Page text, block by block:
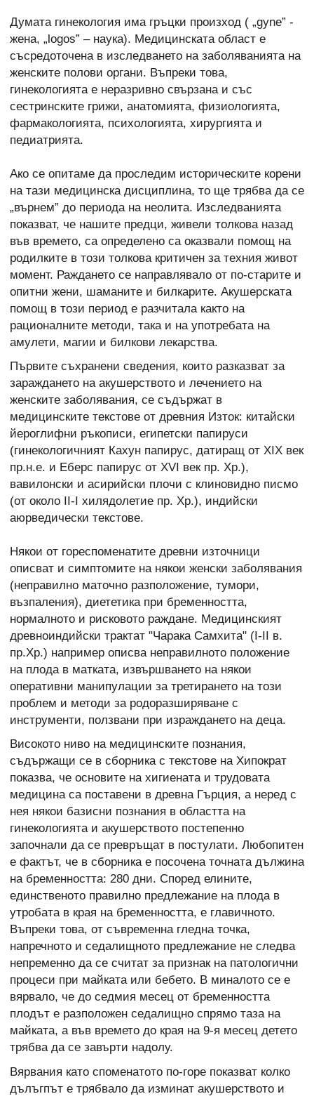
Думата гинекология има гръцки произход ( „gyne” -
жена, „logos” – наука). Медицинската област е
съсредоточена в изследването на заболяванията на
женските полови органи. Въпреки това,
гинекологията е неразривно свързана и със
сестринските грижи, анатомията, физиологията,
фармакологията, психологията, хирургията и
педиатрията.
Ако се опитаме да проследим историческите корени
на тази медицинска дисциплина, то ще трябва да се
„върнем” до периода на неолита. Изследванията
показват, че нашите предци, живели толкова назад
във времето, са определено са оказвали помощ на
родилките в този толкова критичен за техния живот
момент. Раждането се направлявало от по-старите и
опитни жени, шаманите и билкарите. Акушерската
помощ в този период е разчитала както на
рационалните методи, така и на употребата на
амулети, магии и билкови лекарства.
Първите съхранени сведения, които разказват за
зараждането на акушерството и лечението на
женските заболявания, се съдържат в
медицинските текстове от древния Изток: китайски
йероглифни ръкописи, египетски папируси
(гинекологичният Кахун папирус, датиращ от XIX век
пр.н.е. и Еберс папирус от XVI век пр. Хр.),
вавилонски и асирийски плочи с клиновидно писмо
(от около II-I хилядолетие пр. Хр.), индийски
аюрведически текстове.
Някои от гореспоменатите древни източници
описват и симптомите на някои женски заболявания
(неправилно маточно разположение, тумори,
възпаления), диететика при бременността,
нормалното и рисковото раждане. Медицинският
древноиндийски трактат "Чарака Самхита" (I-II в.
пр.Хр.) например описва неправилното положение
на плода в матката, извършването на някои
оперативни манипулации за третирането на този
проблем и методи за родоразширяване с
инструменти, ползвани при израждането на деца.
Високото ниво на медицинските познания,
съдържащи се в сборника с текстове на Хипократ
показва, че основите на хигиената и трудовата
медицина са поставени в древна Гърция, а неред с
нея някои базисни познания в областта на
гинекологията и акушерството постепенно
започнали да се превръщат в постулати. Любопитен
е фактът, че в сборника е посочена точната дължина
на бременността: 280 дни. Според елините,
единственото правилно предлежание на плода в
утробата в края на бременността, е главичното.
Въпреки това, от съвременна гледна точка,
напречното и седалищното предлежание не следва
непременно да се считат за признак на патологични
процеси при майката или бебето. В миналото се е
вярвало, че до седмия месец от бременността
плодът е разположен седалищно спрямо таза на
майката, а във времето до края на 9-я месец детето
трябва да се завърти надолу.
Вярвания като споменатото по-горе показват колко
дълъгпът е трябвало да изминат акушерството и